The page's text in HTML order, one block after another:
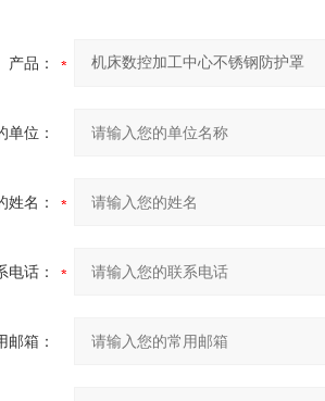
产品：
单位：
姓名：
电话：
邮箱：